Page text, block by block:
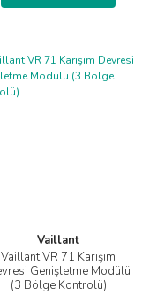
Vaillant
Vaillant VR 71 Karışım
Genişletme Modülü
(3 Bölge Kontrolü)